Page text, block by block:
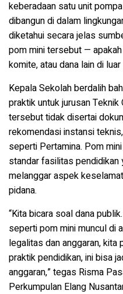
keberadaan satu unit
dibangun di dalam
diketahui secara jelas
pom mini tersebut —
komite, atau dana lain di
Kepala Sekolah berdalih
praktik untuk jurusan
tersebut tidak disertai
rekomendasi instansi
seperti Pertamina. Pom
standar fasilitas
melanggar aspek
pidana.
“Kita bicara soal dana
seperti pom mini muncul di
legalitas dan anggaran, kita
praktik pendidikan, ini bisa
anggaran,” tegas Risma
Perkumpulan Elang